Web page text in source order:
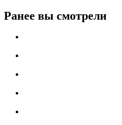
Ранее вы смотрели